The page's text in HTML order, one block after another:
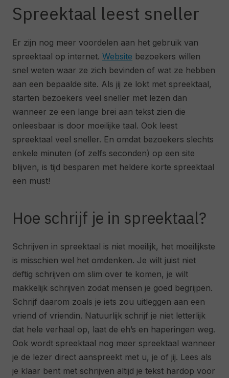
Spreektaal leest sneller
Er zijn nog meer voordelen aan het gebruik van
spreektaal op internet. Website bezoekers willen
snel weten waar ze zich bevinden of wat ze hebben
aan een bepaalde site. Als jij ze lokt met spreektaal,
starten bezoekers veel sneller met lezen dan
wanneer ze een lange brei aan tekst zien die
onleesbaar is door moeilijke taal. Ook leest
spreektaal veel sneller. En omdat bezoekers slechts
enkele minuten (of zelfs seconden) op een site
blijven, is tijd besparen met heldere korte spreektaal
een must!
Hoe schrijf je in spreektaal?
Schrijven in spreektaal is niet moeilijk, het moeilijkste
is misschien wel het omdenken. Je wilt juist niet
deftig schrijven om slim over te komen, je wilt
makkelijk schrijven zodat mensen je goed begrijpen.
Schrijf daarom zoals je iets zou uitleggen aan een
vriend of vriendin. Natuurlijk schrijf je niet letterlijk
dat hele verhaal op, laat de eh’s en haperingen weg.
Ook wordt spreektaal nog meer spreektaal wanneer
je de lezer direct aanspreekt met u, je of jij. Lees als
je klaar bent met schrijven altijd je tekst hardop voor